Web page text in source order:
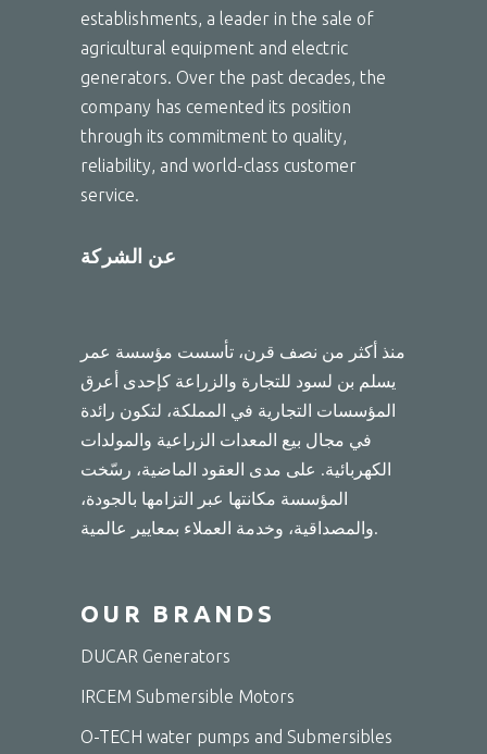
establishments, a leader in the sale of
agricultural equipment and electric
generators. Over the past decades, the
company has cemented its position
through its commitment to quality,
reliability, and world-class customer
service.
عن الشركة
منذ أكثر من نصف قرن، تأسست مؤسسة عمر
يسلم بن لسود للتجارة والزراعة كإحدى أعرق
المؤسسات التجارية في المملكة، لتكون رائدة
في مجال بيع المعدات الزراعية والمولدات
الكهربائية. على مدى العقود الماضية، رسّخت
المؤسسة مكانتها عبر التزامها بالجودة،
والمصداقية، وخدمة العملاء بمعايير عالمية.
OUR BRANDS
DUCAR Generators
IRCEM Submersible Motors
O-TECH water pumps and Submersibles